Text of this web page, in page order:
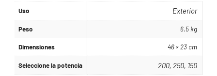
Uso Exterior
Peso 6.5 kg
Dimensiones 46 × 23 cm
Seleccione la potencia 200, 250, 150